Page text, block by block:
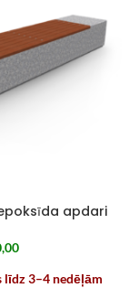
apdari
līdz 3–4 nedēļām